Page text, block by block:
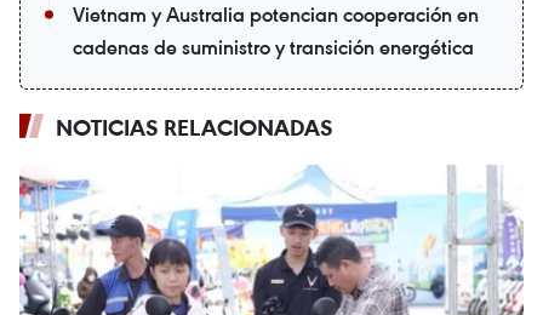
Vietnam y Australia potencian cooperación en
cadenas de suministro y transición energética
NOTICIAS RELACIONADAS